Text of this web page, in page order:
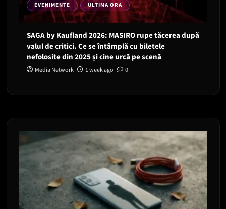
EVENIMENTE ULTIMA ORA
SAGA by Kaufland 2026: MASIRO rupe tăcerea după
valul de critici. Ce se întâmplă cu biletele
nefolosite din 2025 și cine urcă pe scenă
Media Network 1 week ago 0